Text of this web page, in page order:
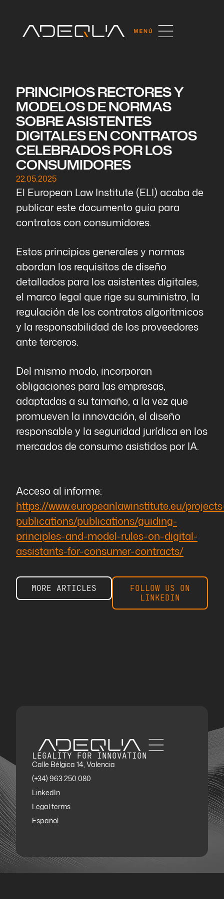
PRINCIPIOS RECTORES Y
MODELOS DE NORMAS
SOBRE ASISTENTES
DIGITALES EN CONTRATOS
CELEBRADOS POR LOS
CONSUMIDORES
22.05.2025
El European Law Institute (ELI) acaba de
publicar este documento guía para
contratos con consumidores.
Estos principios generales y normas
abordan los requisitos de diseño
detallados para los asistentes digitales,
el marco legal que rige su suministro, la
regulación de los contratos algorítmicos
y la responsabilidad de los proveedores
ante terceros.
Del mismo modo, incorporan
obligaciones para las empresas,
adaptadas a su tamaño, a la vez que
promueven la innovación, el diseño
responsable y la seguridad jurídica en los
mercados de consumo asistidos por IA.
Acceso al informe:
https://www.europeanlawinstitute.eu/
publications/publications/guiding-
principles-and-model-rules-on-digital-
assistants-for-consumer-contracts/
MORE ARTICLES
FOLLOW US ON
LINKEDIN
LEGALITY FOR INNOVATION
Calle Bélgica 14, Valencia
(+34) 963 250 080
LinkedIn
Legal terms
Español